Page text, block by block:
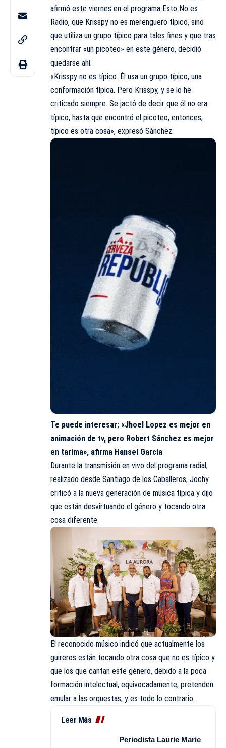
afirmó este viernes en el programa Esto No es
Radio, que Krisspy no es merenguero típico, sino
que utiliza un grupo típico para tales fines y que tras
encontrar «un picoteo» en este género, decidió
quedarse ahí.
«Krisspy no es típico. Él usa un grupo típico, una
conformación típica. Pero Krisspy, y se lo he
criticado siempre. Se jactó de decir que él no era
típico, hasta que encontró el picoteo, entonces,
típico es otra cosa», expresó Sánchez.
Te puede interesar: «Jhoel Lopez es mejor en
animación de tv, pero Robert Sánchez es mejor
en tarima», afirma Hansel García
Durante la transmisión en vivo del programa radial,
realizado desde Santiago de los Caballeros, Jochy
criticó a la nueva generación de música típica y dijo
que están desvirtuando el género y tocando otra
cosa diferente.
El reconocido músico indicó que actualmente los
guireros están tocando otra cosa que no es típico y
que los que cantan este género, debido a la poca
formación intelectual, equivocadamente, pretenden
emular a las orquestas, y es todo lo contrario.
Leer Más
Periodista Laurie Marie